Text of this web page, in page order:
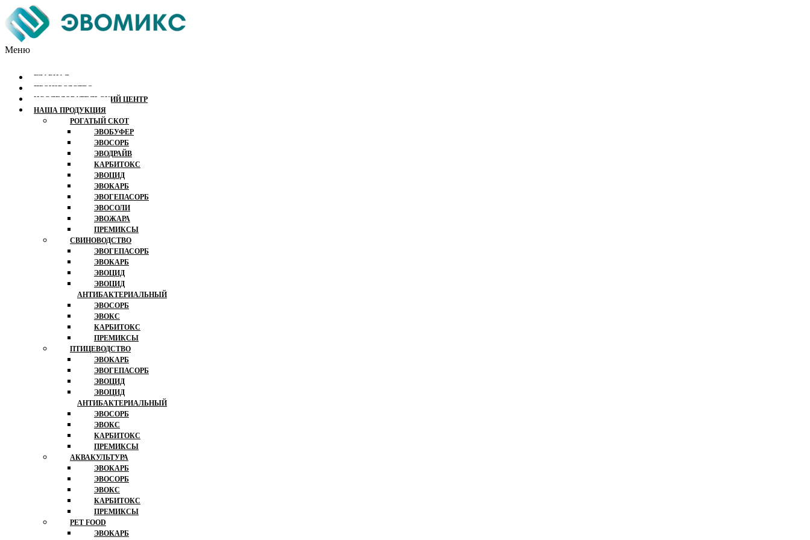
Меню
ГЛАВНАЯ
ПРОИЗВОДСТВО
ИССЛЕДОВАТЕЛЬСКИЙ ЦЕНТР
НАША ПРОДУКЦИЯ
РОГАТЫЙ СКОТ
ЭВОБУФЕР
ЭВОСОРБ
ЭВОДРАЙВ
КАРБИТОКС
ЭВОЦИД
ЭВОКАРБ
ЭВОГЕПАСОРБ
ЭВОСОЛИ
ЭВОЖАРА
ПРЕМИКСЫ
СВИНОВОДСТВО
ЭВОГЕПАСОРБ
ЭВОКАРБ
ЭВОЦИД
ЭВОЦИД
АНТИБАКТЕРИАЛЬНЫЙ
ЭВОСОРБ
ЭВОКС
КАРБИТОКС
ПРЕМИКСЫ
ПТИЦЕВОДСТВО
ЭВОКАРБ
ЭВОГЕПАСОРБ
ЭВОЦИД
ЭВОЦИД
АНТИБАКТЕРИАЛЬНЫЙ
ЭВОСОРБ
ЭВОКС
КАРБИТОКС
ПРЕМИКСЫ
АКВАКУЛЬТУРА
ЭВОКАРБ
ЭВОСОРБ
ЭВОКС
КАРБИТОКС
ПРЕМИКСЫ
PET FOOD
ЭВОКАРБ